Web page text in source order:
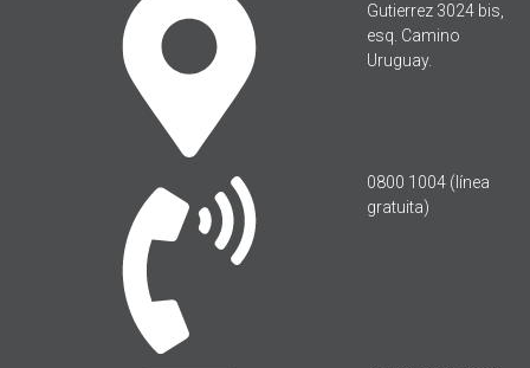
Gutierrez 3024 bis,
esq. Camino
Uruguay.
0800 1004 (línea
gratuita)